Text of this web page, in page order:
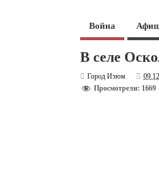
Война
В селе
Город Изюм
Просмотрели: 1669